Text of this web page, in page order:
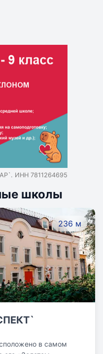
университета 1 -
ИНН 7811264695
школы
236 м
в самом